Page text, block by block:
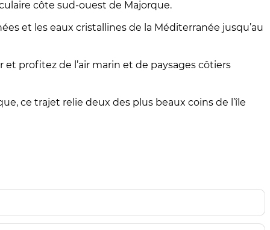
côte sud-ouest de Majorque.
et les eaux cristallines de la Méditerranée jusqu’au
profitez de l’air marin et de paysages côtiers
ce trajet relie deux des plus beaux coins de l’île